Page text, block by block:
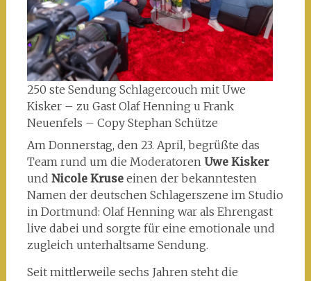
250 ste Sendung Schlagercouch mit Uwe
Kisker – zu Gast Olaf Henning u Frank
Neuenfels – Copy Stephan Schütze
Am Donnerstag, den 23. April, begrüßte das
Team rund um die Moderatoren Uwe Kisker
und Nicole Kruseeinen der bekanntesten
Namen der deutschen Schlagerszene im Studio
in Dortmund: Olaf Henning war als Ehrengast
live dabei und sorgte für eine emotionale und
zugleich unterhaltsame Sendung.
Seit mittlerweile sechs Jahren steht die